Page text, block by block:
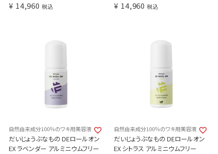
¥ 14,960 税込 ¥ 14,960 税込
自然由来成分100％のワキ用美容液
だいじょうぶなもの DEロールオン
EX ラベンダー アルミニウムフリー
自然由来成分100％のワキ用美容液
だいじょうぶなもの DEロールオン
EX シトラス アルミニウムフリー